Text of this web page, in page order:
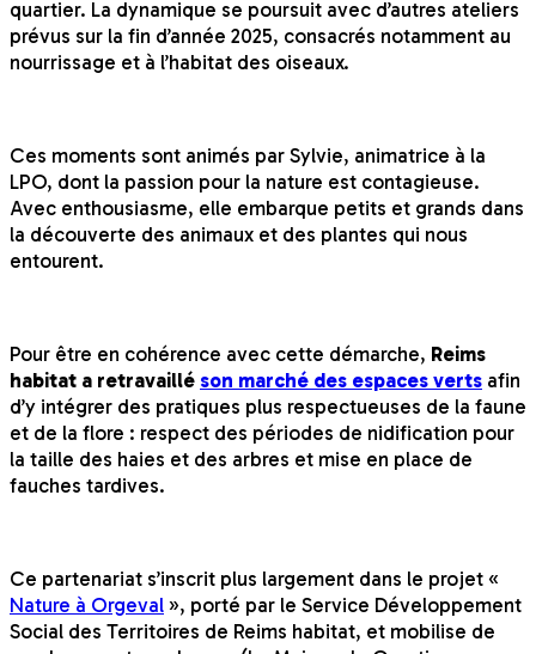
quartier. La dynamique se poursuit avec d’autres ateliers
prévus sur la fin d’année 2025, consacrés notamment au
nourrissage et à l’habitat des oiseaux.
Ces moments sont animés par Sylvie, animatrice à la
LPO, dont la passion pour la nature est contagieuse.
Avec enthousiasme, elle embarque petits et grands dans
la découverte des animaux et des plantes qui nous
entourent.
Pour être en cohérence avec cette démarche, Reims
habitat a retravaillé son marché des espaces verts afin
d’y intégrer des pratiques plus respectueuses de la faune
et de la flore : respect des périodes de nidification pour
la taille des haies et des arbres et mise en place de
fauches tardives.
Ce partenariat s’inscrit plus largement dans le projet «
Nature à Orgeval », porté par le Service Développement
Social des Territoires de Reims habitat, et mobilise de